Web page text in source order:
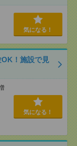
気になる！
OK！施設で見
気になる！